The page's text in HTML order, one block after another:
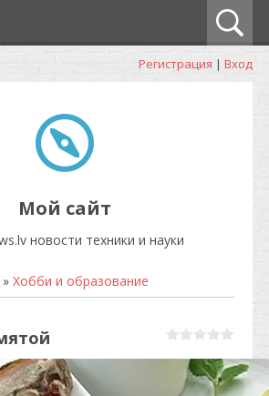
Регистрация | Вход
Мой сайт
новости техники и науки
» Хобби и образование